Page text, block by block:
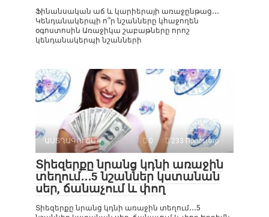
Ֆինանսական աճ և կարիերայի առաջընթաց․․․
Կենդանակերպի ո՞ր նշանները կհաջողեն
օգոստոսին Առաջիկա շաբաթները որոշ
կենդանակերպի նշանների
ԱՍՏՂԱԳՈՒՇԱԿ 0 233 Просмотр
Տիեզերքը նրանց կդնի առաջին
տեղում․․․5 նշաններ կստանան
սեր, ճանաչում և փող
Տիեզերքը նրանց կդնի առաջին տեղում․․․5